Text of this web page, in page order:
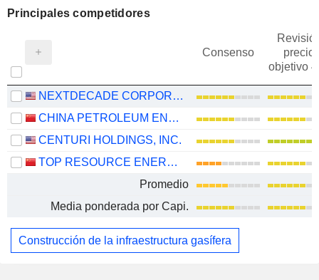
Principales competidores
Consenso
precio
objetivo
NEXTDECADE CORPORATION
CHINA PETROLEUM ENGINEERING CORPORATION
CENTURI HOLDINGS, INC.
TOP RESOURCE ENERGY CO., LTD.
Promedio
Media ponderada por Capi.
Construcción de la infraestructura gasífera